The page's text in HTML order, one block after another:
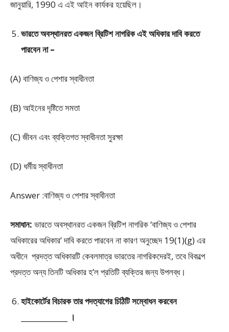
জানুয়ারি, 1990 এ এই আইন কার্যকর হয়েছিল।
ভারতে অবস্থানরত একজন ব্রিটিশ নাগরিক এই অধিকার দাবি করতে
পারবেন না –
(A) বাণিজ্য ও পেশার স্বাধীনতা
(B) আইনের দৃষ্টিতে সমতা
(C) জীবন এবং ব্যক্তিগত স্বাধীনতা সুরক্ষা
(D) ধর্মীয় স্বাধীনতা
Answer :বাণিজ্য ও পেশার স্বাধীনতা
সমাধান: ভারতে অবস্থানরত একজন ব্রিটিশ নাগরিক ‘বাণিজ্য ও পেশার
অধিকারের অধিকার’ দাবি করতে পারবেন না কারণ অনুচ্ছেদ 19(1)(g) এর
অধীনে প্রদত্ত অধিকারটি কেবলমাত্র ভারতের নাগরিকদেরই, তবে বিকল্পে
প্রদত্ত অন্য তিনটি অধিকার হ’ল প্রতিটি ব্যক্তির জন্য উপলব্ধ।
হাইকোর্টের বিচারক তার পদত্যাগের চিঠিটি সম্বোধন করবেন
_____________ ।